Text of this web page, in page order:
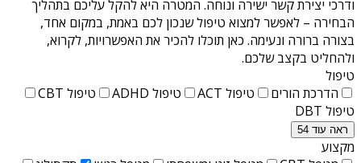
ודרכי יצירת קשר ישירה ונוחה. המטרה היא להקל עליכם בתהליך
הבחירה – לאפשר למצוא טיפול שנכון לכם באמת, במקום אחד,
בצורה ברורה ונעימה. כאן תוכלו להכיר את האפשרויות, לקרוא,
ולהחליט בקצב שלכם.
טיפול
הדרכת הורים
טיפול ACT טיפול ADHD
טיפול CBT
טיפול DBT
ראה עוד 54
מקצוע